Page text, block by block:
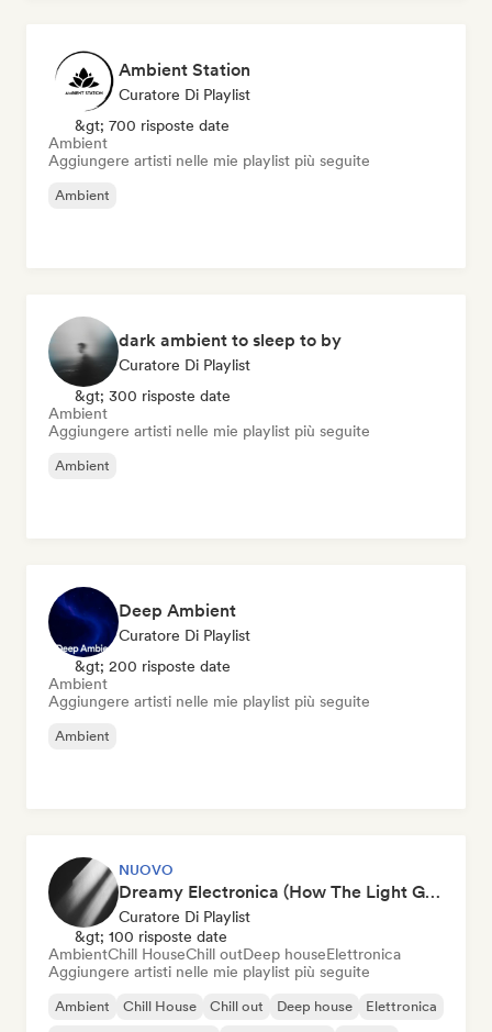
Ambient Station
Curatore Di Playlist
&gt; 700 risposte date
Ambient
Aggiungere artisti nelle mie playlist più seguite
Ambient
dark ambient to sleep to by
Curatore Di Playlist
&gt; 300 risposte date
Ambient
Aggiungere artisti nelle mie playlist più seguite
Ambient
Deep Ambient
Curatore Di Playlist
&gt; 200 risposte date
Ambient
Aggiungere artisti nelle mie playlist più seguite
Ambient
NUOVO
Dreamy Electronica (How The Light Gets In)
Curatore Di Playlist
&gt; 100 risposte date
AmbientChill HouseChill outDeep houseElettronica
Aggiungere artisti nelle mie playlist più seguite
Ambient Chill House Chill out Deep house
Elettronica